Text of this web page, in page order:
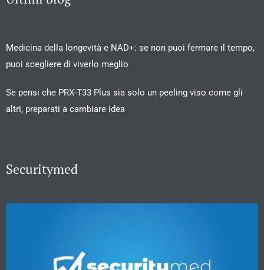
Medicina della longevità e NAD+: se non puoi fermare il tempo,
puoi scegliere di viverlo meglio
Se pensi che PRX-T33 Plus sia solo un peeling viso come gli
altri, preparati a cambiare idea
Securitymed